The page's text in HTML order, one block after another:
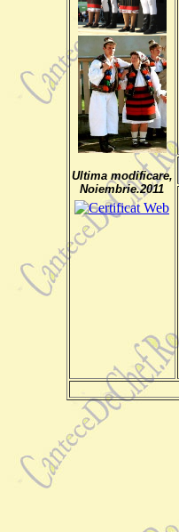
Ultima modificare,
Noiembrie.2011